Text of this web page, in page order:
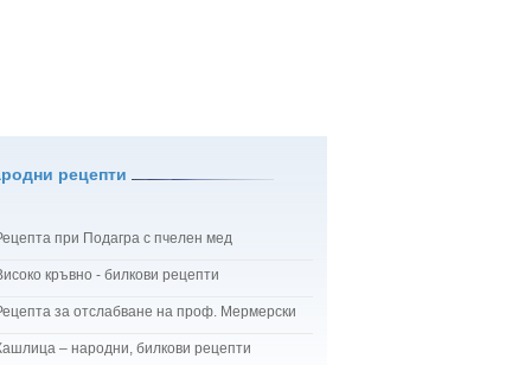
рецепти
при Подагра с пчелен мед
кръвно - билкови рецепти
за отслабване на проф. Мермерски
– народни, билкови рецепти